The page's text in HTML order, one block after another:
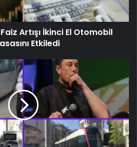
Artışı İkinci El Otomobil
Etkiledi